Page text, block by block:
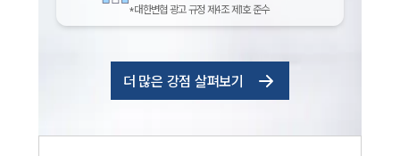
*대한변협 광고 규정 제4조 제1호 준수
더 많은 강점 살펴보기